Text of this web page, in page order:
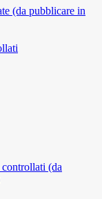
(da pubblicare in
(da